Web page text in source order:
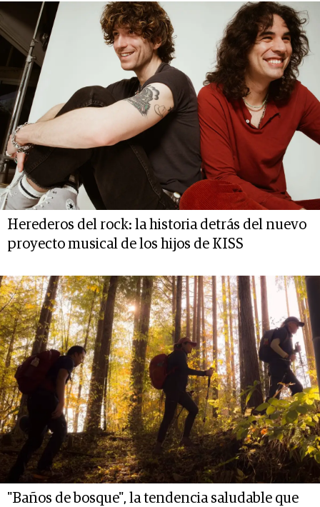
Herederos del rock: la historia detrás del nuevo
proyecto musical de los hijos de KISS
"Baños de bosque", la tendencia saludable que